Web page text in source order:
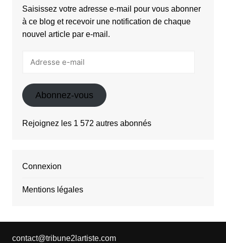
Saisissez votre adresse e-mail pour vous abonner
à ce blog et recevoir une notification de chaque
nouvel article par e-mail.
Abonnez-vous
Rejoignez les 1 572 autres abonnés
Connexion
Mentions légales
contact@tribune2lartiste.com